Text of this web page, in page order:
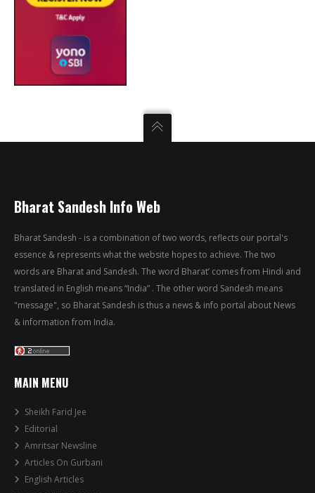
Bharat Sandesh Info Web
Bharat Sandesh - is a combination of two words, reflects our portal's
essence & represents what the website hopes to achieve. The two
words are Bharat and Sandesh. The word Bharat’ comes from Hindi and
translated in English means “India” . The other word Sandesh means
"message", so Bharat Sandesh is thus a news & info portal about News
& information from India.
MAIN MENU
Sheikh Farid Jee
Editorial
Amritsar Newsline
Articles On Gurbani
English Articles